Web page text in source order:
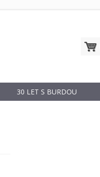
30 LET S BURDOU